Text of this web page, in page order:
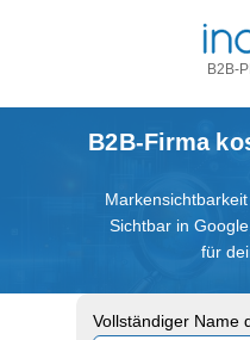
B2B-Firma
B2B-
Vollständiger Name
Sichtbar in
für